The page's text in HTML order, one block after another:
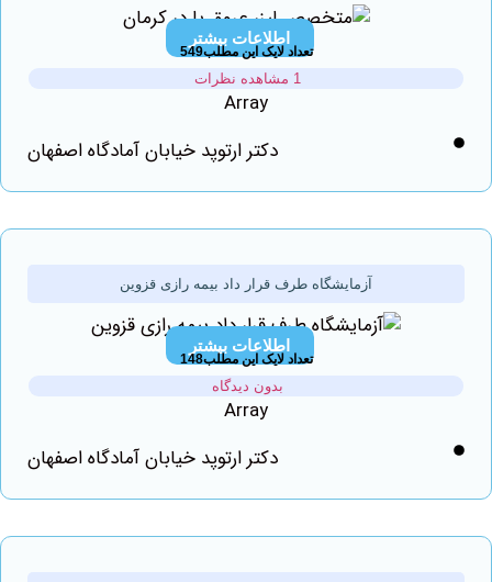
اطلاعات بیشتر
تعداد لایک این مطلب549
دکتر ارتوپد خیابان آمادگاه اصفهان
آزمایشگاه طرف قرار داد بیمه رازی قزوین
اطلاعات بیشتر
تعداد لایک این مطلب148
بدون دیدگاه
دکتر ارتوپد خیابان آمادگاه اصفهان